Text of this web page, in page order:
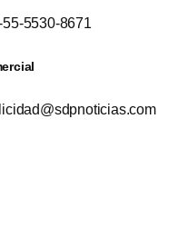
55-5530-8671